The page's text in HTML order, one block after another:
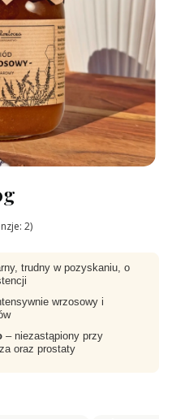
2)
trudny w pozyskaniu, o
wrzosowy i
– niezastąpiony przy
oraz prostaty